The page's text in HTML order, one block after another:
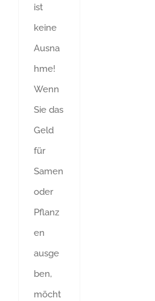
ist
keine
Ausna
hme!
Wenn
Sie das
Geld
für
Samen
oder
Pflanz
en
ausge
ben,
möcht